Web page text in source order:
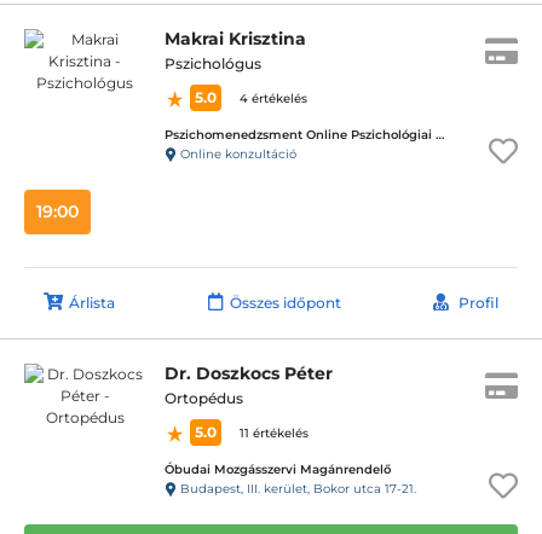
Makrai Krisztina
Pszichológus
5.0
4 értékelés
Pszichomenedzsment Online Pszichológiai Tanácsadó Központ
Online konzultáció
19:00
Árlista Összes időpont Profil
Dr. Doszkocs Péter
Ortopédus
5.0
11 értékelés
Óbudai Mozgásszervi Magánrendelő
Budapest, III. kerület, Bokor utca 17-21.